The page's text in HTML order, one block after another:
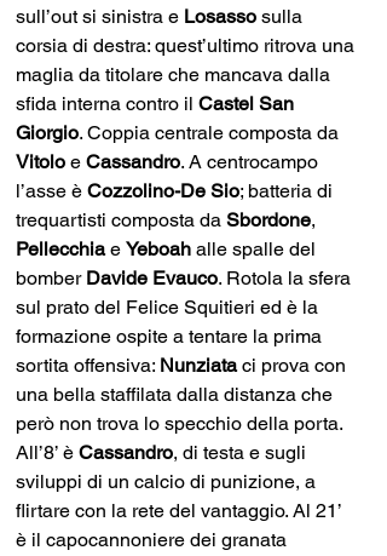
sull’out si sinistra e Losasso sulla
corsia di destra: quest’ultimo ritrova una
maglia da titolare che mancava dalla
sfida interna contro il Castel San
Giorgio. Coppia centrale composta da
Vitolo e Cassandro. A centrocampo
l’asse è Cozzolino-De Sio; batteria di
trequartisti composta da Sbordone,
Pellecchia e Yeboah alle spalle del
bomber Davide Evauco. Rotola la sfera
sul prato del Felice Squitieri ed è la
formazione ospite a tentare la prima
sortita offensiva: Nunziata ci prova con
una bella staffilata dalla distanza che
però non trova lo specchio della porta.
All’8’ è Cassandro, di testa e sugli
sviluppi di un calcio di punizione, a
flirtare con la rete del vantaggio. Al 21’
è il capocannoniere dei granata